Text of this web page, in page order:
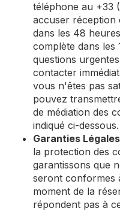
téléphone au +33
accuser réception
dans les 48
complète dans les
questions
contacter
vous n'êtes pas
pouvez
de médiation des
indiqué ci-dessous.
Garanties
la protection des
garantissons que
seront conformes
moment de la
répondent pas à